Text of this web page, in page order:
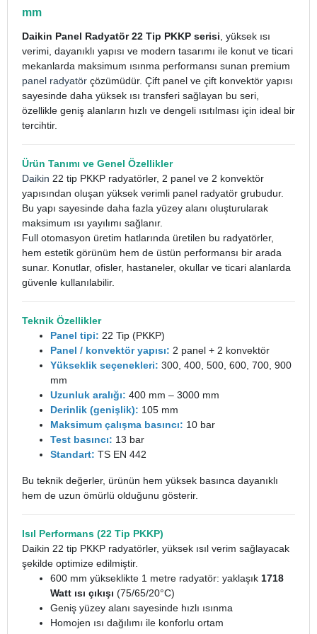
mm
Daikin Panel Radyatör 22 Tip PKKP serisi , yüksek ısı
verimi, dayanıklı yapısı ve modern tasarımı ile konut ve ticari
mekanlarda maksimum ısınma performansı sunan premium
panel radyatör çözümüdür. Çift panel ve çift konvektör yapısı
sayesinde daha yüksek ısı transferi sağlayan bu seri,
özellikle geniş alanların hızlı ve dengeli ısıtılması için ideal bir
tercihtir.
Ürün Tanımı ve Genel Özellikler
Daikin 22 tip PKKP radyatörler, 2 panel ve 2 konvektör
yapısından oluşan yüksek verimli panel radyatör grubudur.
Bu yapı sayesinde daha fazla yüzey alanı oluşturularak
maksimum ısı yayılımı sağlanır.
Full otomasyon üretim hatlarında üretilen bu radyatörler,
hem estetik görünüm hem de üstün performansı bir arada
sunar. Konutlar, ofisler, hastaneler, okullar ve ticari alanlarda
güvenle kullanılabilir.
Teknik Özellikler
Panel tipi: 22 Tip (PKKP)
Panel / konvektör yapısı: 2 panel + 2 konvektör
Yükseklik seçenekleri: 300, 400, 500, 600, 700, 900
mm
Uzunluk aralığı: 400 mm – 3000 mm
Derinlik (genişlik): 105 mm
Maksimum çalışma basıncı: 10 bar
Test basıncı: 13 bar
Standart: TS EN 442
Bu teknik değerler, ürünün hem yüksek basınca dayanıklı
hem de uzun ömürlü olduğunu gösterir.
Isıl Performans (22 Tip PKKP)
Daikin 22 tip PKKP radyatörler, yüksek ısıl verim sağlayacak
şekilde optimize edilmiştir.
600 mm yükseklikte 1 metre radyatör: yaklaşık 1718
Watt ısı çıkışı (75/65/20°C)
Geniş yüzey alanı sayesinde hızlı ısınma
Homojen ısı dağılımı ile konforlu ortam